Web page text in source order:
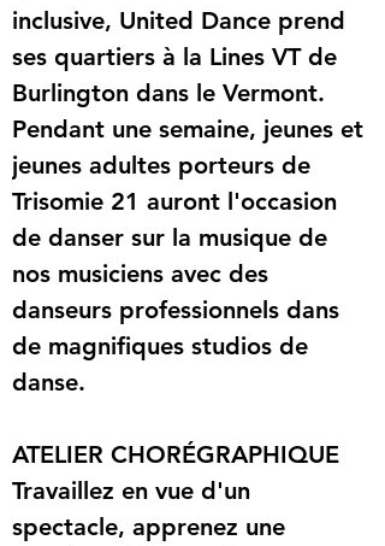
inclusive, United Dance prend
ses quartiers à la Lines VT de
Burlington dans le Vermont.
Pendant une semaine, jeunes et
jeunes adultes porteurs de
Trisomie 21 auront l'occasion
de danser sur la musique de
nos musiciens avec des
danseurs professionnels dans
de magnifiques studios de
danse.
ATELIER CHORÉGRAPHIQUE
Travaillez en vue d'un
spectacle, apprenez une